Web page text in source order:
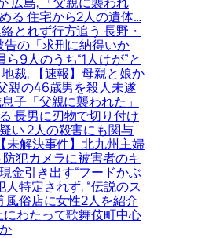
る 住宅から2人の遺体…
とれず行方追う 長野・
告の「求刑に納得いか
9人のうち“1人けが”と
裁, 【速報】母親と娘か
親の46歳男を殺人未遂
子「父親に襲われた」
長男に刃物で切り付け
い 2人の殺害にも関与
未解決事件】北九州主婦
犯カメラに被害者のキ
金引き出す“フードかぶ
人特定されず, “伝説のス
風俗店に女性2人を紹介
にわたって歌舞伎町中心